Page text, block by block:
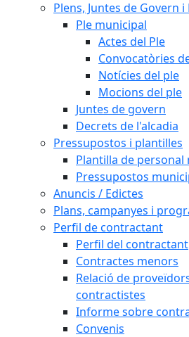
Plens, Juntes de Govern
Ple municipal
Actes del Ple
Convocatòries
Notícies del ple
Mocions del ple
Juntes de govern
Decrets de l'alcadia
Pressupostos i plantilles
Plantilla de personal
Pressupostos
Anuncis / Edictes
Plans, campanyes i
Perfil de contractant
Perfil del contractant
Contractes menors
Relació de
contractistes
Informe sobre
Convenis